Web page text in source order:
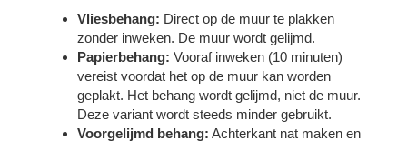
Vliesbehang: Direct op de muur te plakken
zonder inweken. De muur wordt gelijmd.
Papierbehang: Vooraf inweken (10 minuten)
vereist voordat het op de muur kan worden
geplakt. Het behang wordt gelijmd, niet de muur.
Deze variant wordt steeds minder gebruikt.
Voorgelijmd behang: Achterkant nat maken en